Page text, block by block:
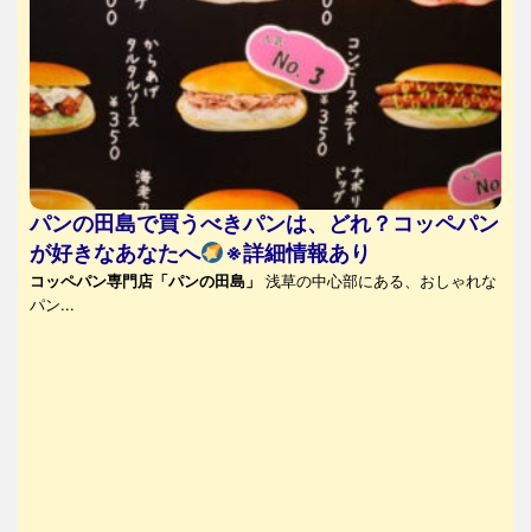
パンの田島で買うべきパンは、どれ？コッペパン
が好きなあなたへ
※詳細情報あり
コッペパン専門店「パンの田島」
浅草の中心部にある、おしゃれな
パン...